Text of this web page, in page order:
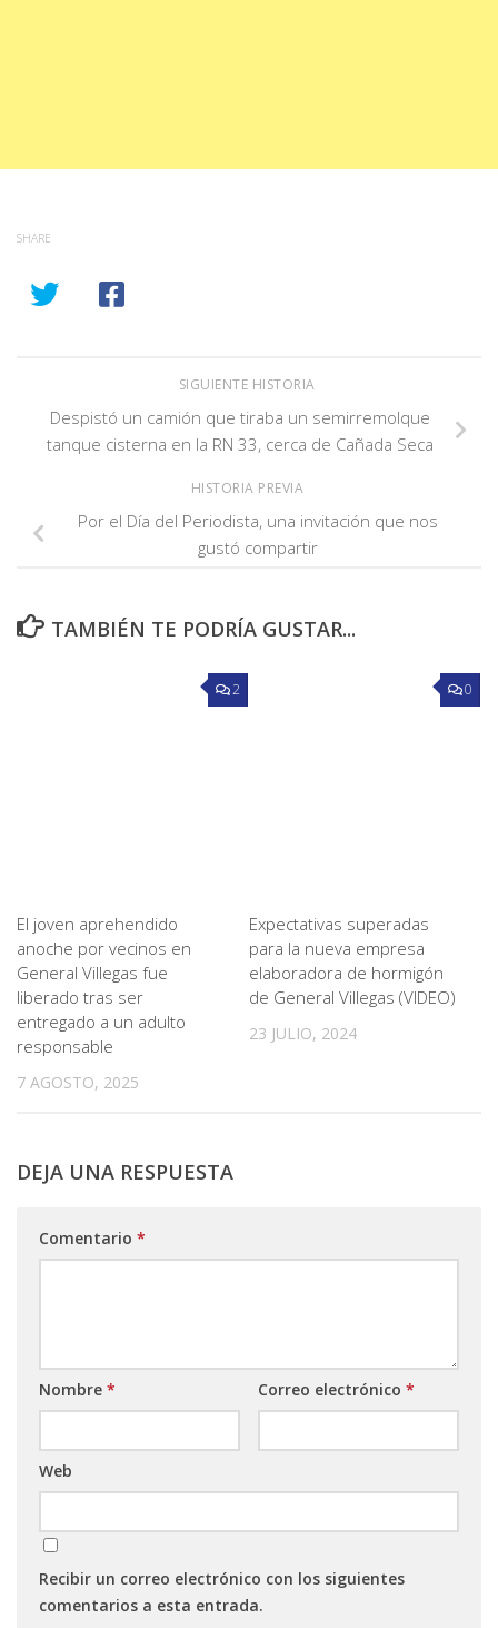
SHARE
SIGUIENTE HISTORIA
Despistó un camión que tiraba un semirremolque
tanque cisterna en la RN 33, cerca de Cañada Seca
HISTORIA PREVIA
Por el Día del Periodista, una invitación que nos
gustó compartir
TAMBIÉN TE PODRÍA GUSTAR...
2
El joven aprehendido
anoche por vecinos en
General Villegas fue
liberado tras ser
entregado a un adulto
responsable
7 AGOSTO, 2025
0
Expectativas superadas
para la nueva empresa
elaboradora de hormigón
de General Villegas (VIDEO)
23 JULIO, 2024
DEJA UNA RESPUESTA
Comentario *
Nombre * Correo electrónico *
Web
Recibir un correo electrónico con los siguientes
comentarios a esta entrada.